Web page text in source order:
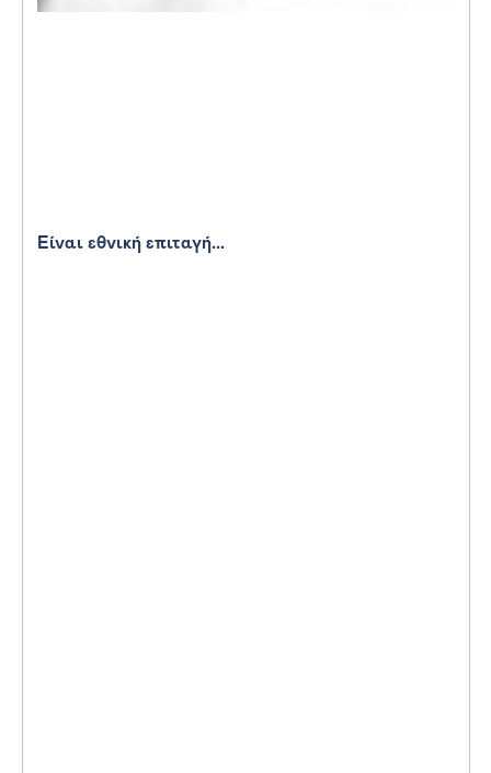
Είναι εθνική επιταγή...